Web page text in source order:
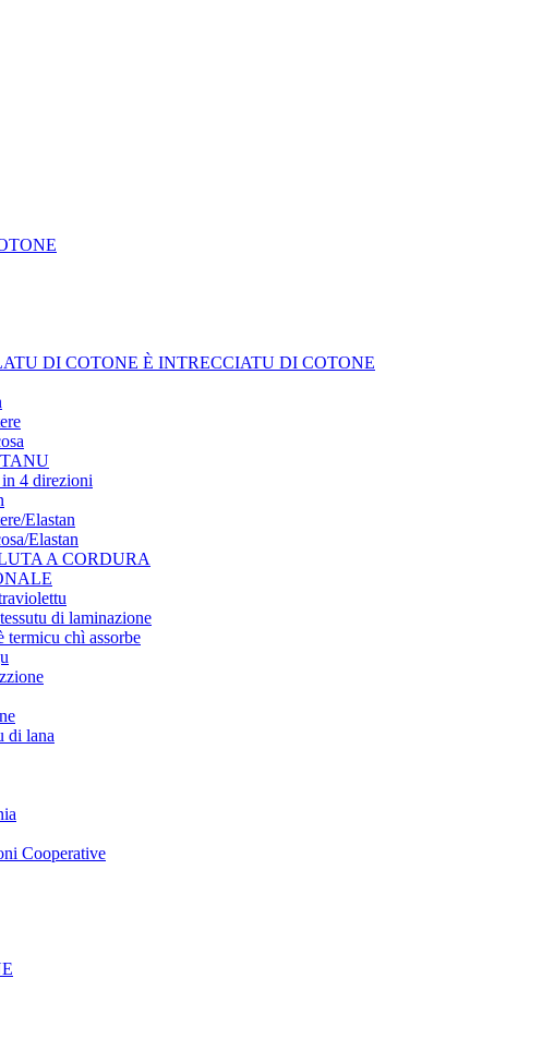
DI COTONE È INTRECCIATU DI COTONE
4 direzioni
Elastan
Elastan
A CORDURA
di laminazione
termicu chì assorbe
di lana
Cooperative